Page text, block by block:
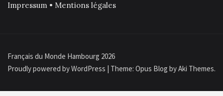
Impressum • Mentions légales
Français du Monde Hambourg 2026
Proudly powered by WordPress
Theme: Opus Blog byAki Themes.